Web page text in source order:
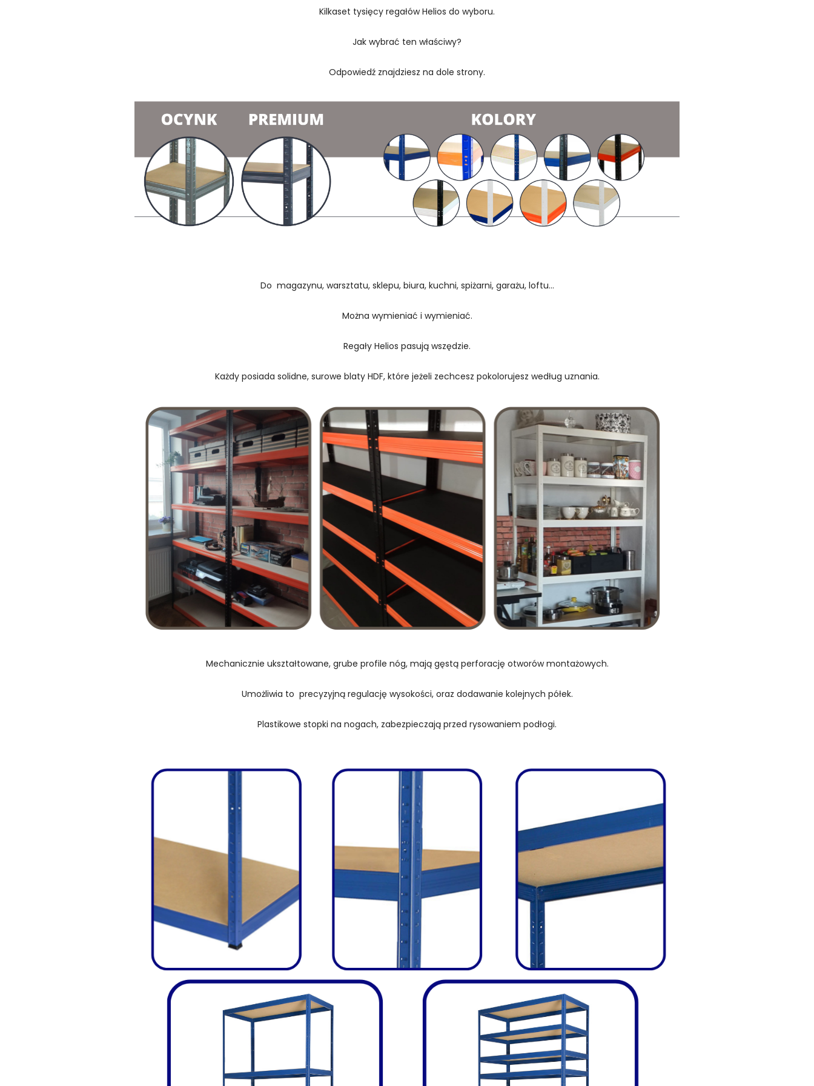
Kilkaset tysięcy regałów Helios do wyboru.
Jak wybrać ten właściwy?
Odpowiedź znajdziesz na dole strony.
Do magazynu, warsztatu, sklepu, biura, kuchni, spiżarni, garażu, loftu...
Można wymieniać i wymieniać.
Regały Helios pasują wszędzie.
Każdy posiada solidne, surowe blaty HDF, które jeżeli zechcesz pokolorujesz według uznania.
Mechanicznie ukształtowane, grube profile nóg, mają gęstą perforację otworów montażowych.
Umożliwia to precyzyjną regulację wysokości, oraz dodawanie kolejnych półek.
Plastikowe stopki na nogach, zabezpieczają przed rysowaniem podłogi.